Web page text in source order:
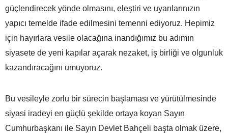
güçlendirecek yönde olmasını, eleştiri ve uyarılarınızın
yapıcı temelde ifade edilmesini temenni ediyoruz. Hepimiz
için hayırlara vesile olacağına inandığımız bu adımın
siyasete de yeni kapılar açarak nezaket, iş birliği ve olgunluk
kazandıracağını umuyoruz.
Bu vesileyle zorlu bir sürecin başlaması ve yürütülmesinde
siyasi iradeyi en güçlü şekilde ortaya koyan Sayın
Cumhurbaşkanı ile Sayın Devlet Bahçeli başta olmak üzere,